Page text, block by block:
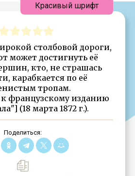
столбовой дороги,
может достигнуть её
кто, не страшась
карабкается по её
тропам.
французскому изданию
(18 марта 1872 г.).
Поделиться:
Красивый шрифт